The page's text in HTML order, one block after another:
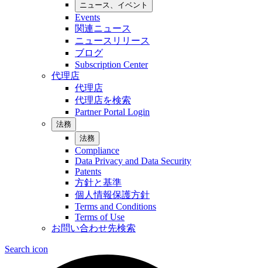
ニュース、イベント
Events
関連ニュース
ニュースリリース
ブログ
Subscription Center
代理店
代理店
代理店を検索
Partner Portal Login
法務
法務
Compliance
Data Privacy and Data Security
Patents
方針と基準
個人情報保護方針
Terms and Conditions
Terms of Use
お問い合わせ先検索
Search icon